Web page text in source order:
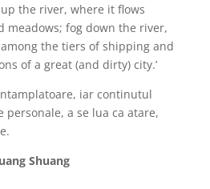
up the river, where it flows
meadows; fog down the river,
the tiers of shipping and
of a great (and dirty) city.’
iar continutul
a se lua ca atare,
Shuang